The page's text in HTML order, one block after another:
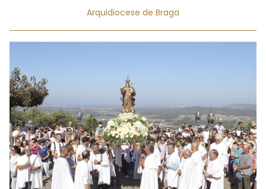
Arquidiocese de Braga